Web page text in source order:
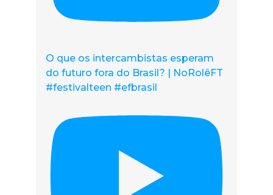
O que os intercambistas esperam
do futuro fora do Brasil? | NoRolêFT
#festivalteen #efbrasil